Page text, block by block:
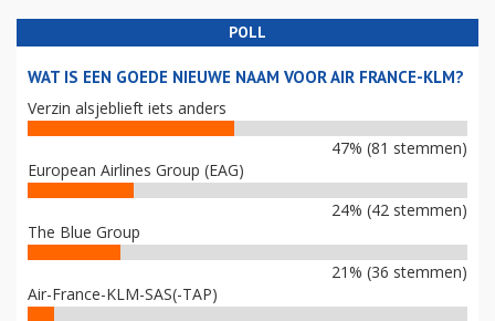
POLL
WAT IS EEN GOEDE NIEUWE NAAM VOOR AIR FRANCE-KLM?
Verzin alsjeblieft iets anders
47% (81 stemmen)
European Airlines Group (EAG)
24% (42 stemmen)
The Blue Group
21% (36 stemmen)
Air-France-KLM-SAS(-TAP)